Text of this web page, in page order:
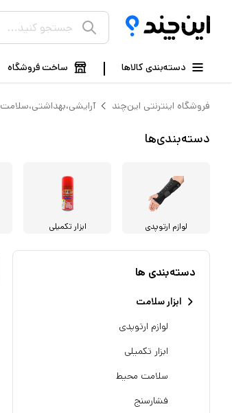
دسته‌بندی کالاها ساخت فروشگاه
فروشگاه اینترنتی این‌چند آرایشی،بهداشتی،سلامت
دسته‌بندی‌ها
لوازم ارتوپدی ابزار تکمیلی
دسته‌بندی ها
ابزار سلامت
لوازم ارتوپدی
ابزار تکمیلی
سلامت محیط
فشارسنج